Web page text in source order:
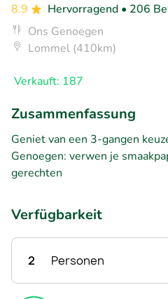
8.9 Hervorragend • 206
Ons Genoegen
Lommel (410km)
Verkauft: 187
Zusammenfassung
Geniet van een 3-gangen
Genoegen: verwen je
gerechten
Verfügbarkeit
2 Personen